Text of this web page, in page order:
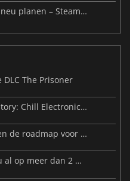
Microsoft könnte Project Helix neu planen – Steam-Support wackelt
The Prisoner
Herleef de jaren 2000 met ReStory: Chill Electronics Repairs
MARVEL Tōkon gaat van start en de roadmap voor jaar 1 is bekendgemaakt
Resident Evil Veronica staat nu al op meer dan 2 miljoen verlanglijstjes